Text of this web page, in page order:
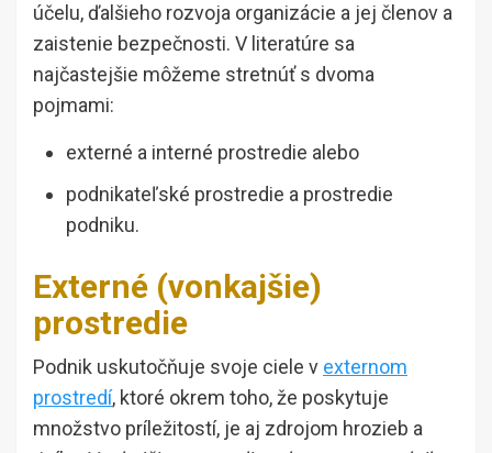
účelu, ďalšieho rozvoja organizácie a jej členov a
zaistenie bezpečnosti. V literatúre sa
najčastejšie môžeme stretnúť s dvoma
pojmami:
externé a interné prostredie alebo
podnikateľské prostredie a prostredie
podniku.
Externé (vonkajšie)
prostredie
Podnik uskutočňuje svoje ciele v externom
prostredí, ktoré okrem toho, že poskytuje
množstvo príležitostí, je aj zdrojom hrozieb a